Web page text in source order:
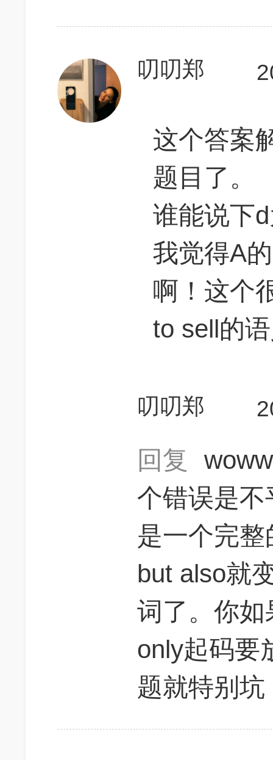
叨叨郑
这个答案
题目了。
谁能说下
我觉得A
啊！这个
to sell的
叨叨郑
回复
个错误是
是一个完
but also就
词了。你
only起码要
题就特别